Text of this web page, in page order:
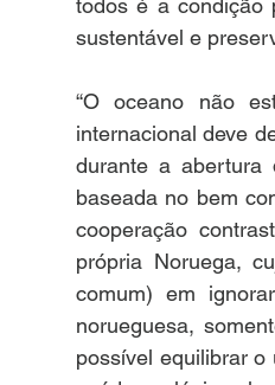
todos é a condição
sustentável e
“O oceano não
internacional deve
durante a abertura
baseada no bem
cooperação
própria Noruega,
comum) em
norueguesa,
possível equilibrar